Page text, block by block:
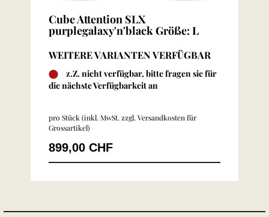
Cube Attention SLX
purplegalaxy'n'black Größe: L
WEITERE VARIANTEN VERFÜGBAR
z.Z. nicht verfügbar, bitte fragen sie für
die nächste Verfügbarkeit an
pro Stück (inkl. MwSt. zzgl. Versandkosten für
Grossartikel)
899,00 CHF